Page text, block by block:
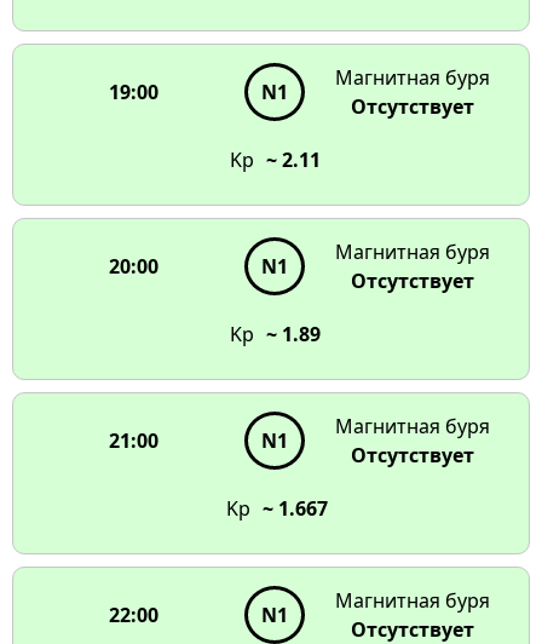
19:00 N1
Магнитная буря
Отсутствует
Kp ~ 2.11
20:00 N1
Магнитная буря
Отсутствует
Kp ~ 1.89
21:00 N1
Магнитная буря
Отсутствует
Kp ~ 1.667
22:00 N1
Магнитная буря
Отсутствует